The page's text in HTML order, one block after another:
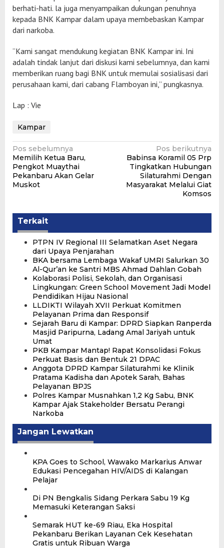
berhati-hati. la juga menyampaikan dukungan penuhnya
kepada BNK Kampar dalam upaya membebaskan Kampar
dari narkoba.
“Kami sangat mendukung kegiatan BNK Kampar ini. Ini
adalah tindak lanjut dari diskusi kami sebelumnya, dan kami
memberikan ruang bagi BNK untuk memulai sosialisasi dari
perusahaan kami, dari cabang Flamboyan ini,” pungkasnya.
Lap : Vie
Kampar
Navigasi
pos
Pos sebelumnya
Memilih Ketua Baru,
Pengkot Muaythai
Pekanbaru Akan Gelar
Muskot
Pos berikutnya
Babinsa Koramil 05 Prp
Tingkatkan Hubungan
Silaturahmi Dengan
Masyarakat Melalui Giat
Komsos
Terkait
PTPN IV Regional III Selamatkan Aset Negara
dari Upaya Penjarahan
‎BKA bersama Lembaga Wakaf UMRI Salurkan 30
Al-Qur’an ke Santri MBS Ahmad Dahlan Gobah
Kolaborasi Polisi, Sekolah, dan Organisasi
Lingkungan: Green School Movement Jadi Model
Pendidikan Hijau Nasional
LLDIKTI Wilayah XVII Perkuat Komitmen
Pelayanan Prima dan Responsif
Sejarah Baru di Kampar: DPRD Siapkan Ranperda
Masjid Paripurna, Ladang Amal Jariyah untuk
Umat
PKB Kampar Mantap! Rapat Konsolidasi Fokus
Perkuat Basis dan Bentuk 21 DPAC
Anggota DPRD Kampar Silaturahmi ke Klinik
Pratama Kadisha dan Apotek Sarah, Bahas
Pelayanan BPJS
Polres Kampar Musnahkan 1,2 Kg Sabu, BNK
Kampar Ajak Stakeholder Bersatu Perangi
Narkoba
Jangan Lewatkan
‎KPA Goes to School, Wawako Markarius Anwar
Edukasi Pencegahan HIV/AIDS di Kalangan
Pelajar
Di PN Bengkalis Sidang Perkara Sabu 19 Kg
Memasuki Keterangan Saksi
‎Semarak HUT ke-69 Riau, Eka Hospital
Pekanbaru Berikan Layanan Cek Kesehatan
Gratis untuk Ribuan Warga ‎